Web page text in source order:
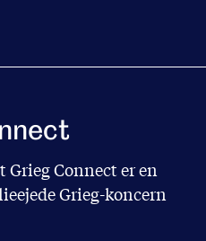
Grieg Connect er en
Grieg-koncern